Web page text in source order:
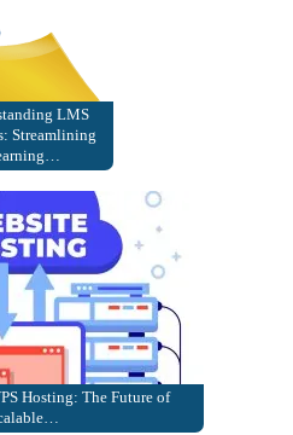
LMS
Streamlining
Hosting: The Future of